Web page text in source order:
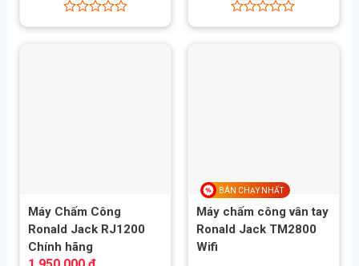
Được
Được
Máy Chấm Công
Ronald Jack RJ1200
Chính hãng
Giá
Giá
BÁN CHẠY NHẤT
Máy chấm công vân tay
Ronald Jack TM2800
Wifi